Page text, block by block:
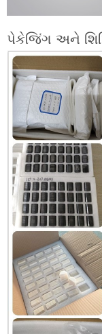
પેકેજિંગ અને